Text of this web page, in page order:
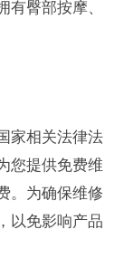
臀部按摩、
家相关法律法
您提供免费维
。为确保维修
以免影响产品